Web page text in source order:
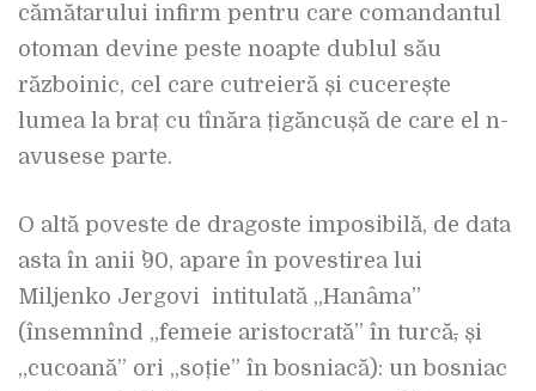
cămătarului infirm pentru care comandantul
otoman devine peste noapte dublul său
războinic, cel care cutreieră și cucerește
lumea la braț cu tînăra țigăncușă de care el n-
avusese parte.
O altă poveste de dragoste imposibilă, de data
asta în anii `90, apare în povestirea lui
Miljenko Jergovi intitulată „Hanâma”
(însemnînd „femeie aristocrată” în turcă, și
„cucoană” ori „soție” în bosniacă): un bosniac